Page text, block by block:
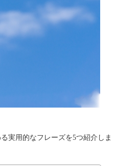
実用的なフレーズを5つ紹介しま